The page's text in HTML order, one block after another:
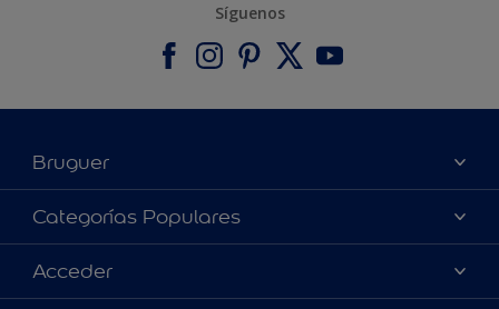
Síguenos
Bruguer
Acerca de Bruguer
Contacta con nosotros
Buscar una tienda
Categorías Populares
Colores
Productos
Acceder